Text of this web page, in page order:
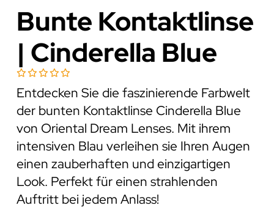
Bunte Kontaktlinse
| Cinderella Blue
Entdecken Sie die faszinierende Farbwelt
der bunten Kontaktlinse Cinderella Blue
von Oriental Dream Lenses. Mit ihrem
intensiven Blau verleihen sie Ihren Augen
einen zauberhaften und einzigartigen
Look. Perfekt für einen strahlenden
Auftritt bei jedem Anlass!